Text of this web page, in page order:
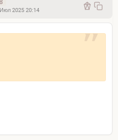
2025 20:14